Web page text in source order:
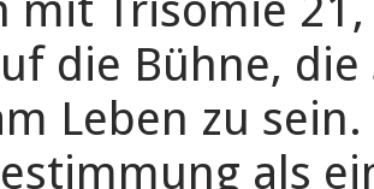
die Bühne,
Leben zu
als